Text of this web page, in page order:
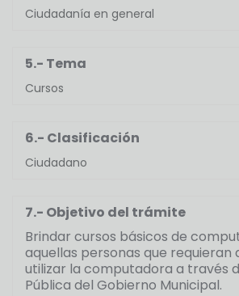
Ciudadanía en general
5.- Tema
Cursos
6.- Clasificación
Ciudadano
7.- Objetivo del trámite
Brindar cursos básicos de
aquellas personas que requieran
utilizar la computadora a través
Pública del Gobierno Municipal.